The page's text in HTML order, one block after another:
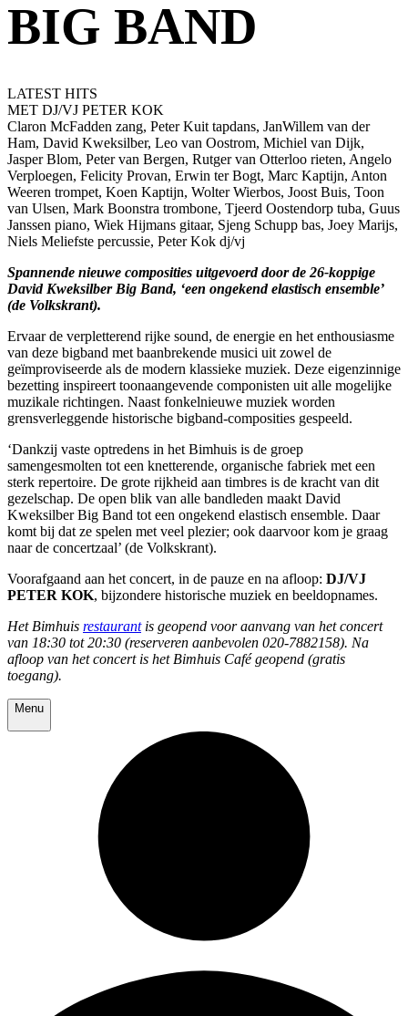
BIG BAND
LATEST HITS
MET DJ/VJ PETER KOK
Claron McFadden zang, Peter Kuit tapdans, JanWillem van der
Ham, David Kweksilber, Leo van Oostrom, Michiel van Dijk,
Jasper Blom, Peter van Bergen, Rutger van Otterloo rieten, Angelo
Verploegen, Felicity Provan, Erwin ter Bogt, Marc Kaptijn, Anton
Weeren trompet, Koen Kaptijn, Wolter Wierbos, Joost Buis, Toon
van Ulsen, Mark Boonstra trombone, Tjeerd Oostendorp tuba, Guus
Janssen piano, Wiek Hijmans gitaar, Sjeng Schupp bas, Joey Marijs,
Niels Meliefste percussie, Peter Kok dj/vj
Spannende nieuwe composities uitgevoerd door de 26-koppige
David Kweksilber Big Band, ‘een ongekend elastisch ensemble’
(de Volkskrant).
Ervaar de verpletterend rijke sound, de energie en het enthousiasme
van deze bigband met baanbrekende musici uit zowel de
geïmproviseerde als de modern klassieke muziek. Deze eigenzinnige
bezetting inspireert toonaangevende componisten uit alle mogelijke
muzikale richtingen. Naast fonkelnieuwe muziek worden
grensverleggende historische bigband-composities gespeeld.
‘Dankzij vaste optredens in het Bimhuis is de groep
samengesmolten tot een knetterende, organische fabriek met een
sterk repertoire. De grote rijkheid aan timbres is de kracht van dit
gezelschap. De open blik van alle bandleden maakt David
Kweksilber Big Band tot een ongekend elastisch ensemble. Daar
komt bij dat ze spelen met veel plezier; ook daarvoor kom je graag
naar de concertzaal’ (de Volkskrant).
Voorafgaand aan het concert, in de pauze en na afloop: DJ/VJ
PETER KOK, bijzondere historische muziek en beeldopnames.
Het Bimhuis restaurantis geopend voor aanvang van het concert
van 18:30 tot 20:30 (reserveren aanbevolen 020-7882158). Na
afloop van het concert is het Bimhuis Café geopend (gratis
toegang).
Menu